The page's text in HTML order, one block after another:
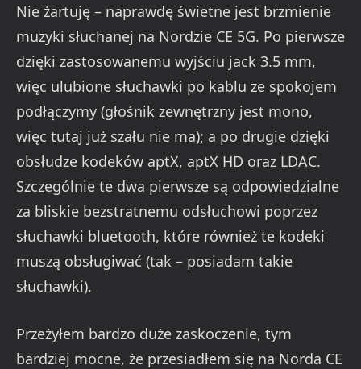
Nie żartuję – naprawdę świetne jest brzmienie
muzyki słuchanej na Nordzie CE 5G. Po pierwsze
dzięki zastosowanemu wyjściu jack 3.5 mm,
więc ulubione słuchawki po kablu ze spokojem
podłączymy (głośnik zewnętrzny jest mono,
więc tutaj już szału nie ma); a po drugie dzięki
obsłudze kodeków aptX, aptX HD oraz LDAC.
Szczególnie te dwa pierwsze są odpowiedzialne
za bliskie bezstratnemu odsłuchowi poprzez
słuchawki bluetooth, które również te kodeki
muszą obsługiwać (tak – posiadam takie
słuchawki).
Przeżyłem bardzo duże zaskoczenie, tym
bardziej mocne, że przesiadłem się na Norda CE